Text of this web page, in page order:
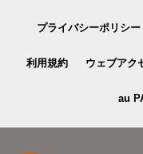
プライバシーポリシー
利用規約 ウェブアク
au